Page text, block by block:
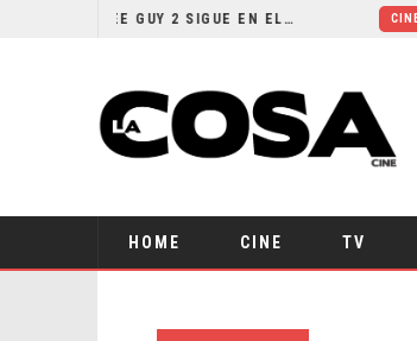
¿POR QUÉ FREE GUY 2 SIGUE EN EL LIMBO?
HOME CINE TV